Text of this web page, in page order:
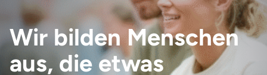
Wir bilden Menschen
aus, die etwas